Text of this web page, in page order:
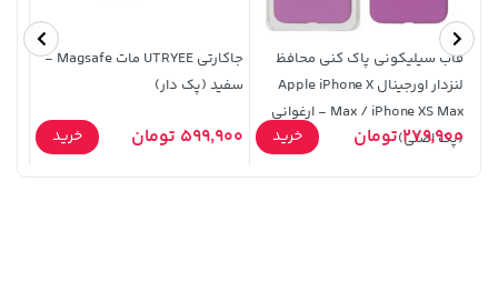
23,880,000 تومان خرید 3,879,000 تومان خرید
قاب سیلیکونی پاک کنی محافظ
لنزدار اورجینال Apple iPhone X
Max / iPhone XS Max - ارغوانی
(پک اصلی)
279,900 تومان خرید
جاکارتی UTRYEE مات Magsafe -
سفید (پک دار)
599,900 تومان خرید